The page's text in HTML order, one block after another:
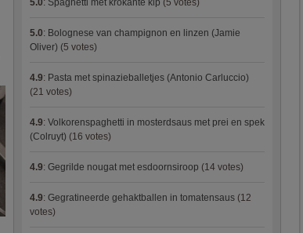
5.0: Spaghetti met krokante kip (5 votes)
5.0: Bolognese van champignon en linzen (Jamie
Oliver) (5 votes)
4.9: Pasta met spinazieballetjes (Antonio Carluccio)
(21 votes)
4.9: Volkorenspaghetti in mosterdsaus met prei en spek
(Colruyt) (16 votes)
4.9: Gegrilde nougat met esdoornsiroop (14 votes)
4.9: Gegratineerde gehaktballen in tomatensaus (12
votes)